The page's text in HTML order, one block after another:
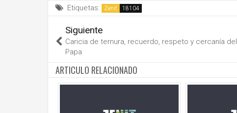
Etiquetas: Zenit
Siguiente
Caricia de ternura, recuerdo, respeto y cercanía del
Papa
ARTICULO RELACIONADO